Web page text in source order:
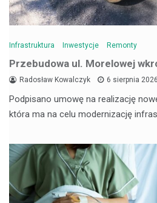
Infrastruktura Inwestycje Remonty
Przebudowa ul. Morelowej
Radosław Kowalczyk 6 sierpnia 2026
Podpisano umowę na realizację
która ma na celu modernizację